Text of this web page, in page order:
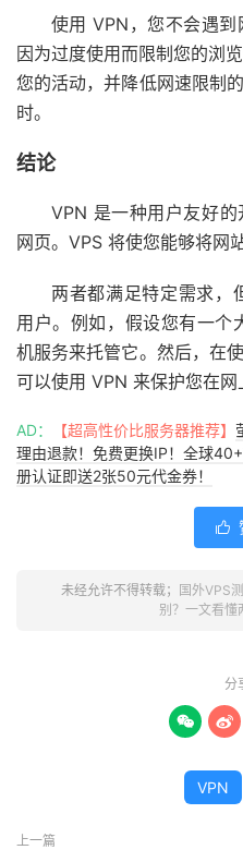
使用 VPN，您不会遇
因为过度使用而限制您的浏
您的活动，并降低网速限制
时。
结论
VPN 是一种用户友好
网页。VPS 将使您能够将网
两者都满足特定需求，
用户。例如，假设您有一个
机服务来托管它。然后，在
可以使用 VPN 来保护您在网
AD： 【超高性价比服务器推荐】
理由退款！免费更换IP！全球
册认证即送2张50元代金券！

未经允许不得转载； 国外VPS
别？一文看懂
分
 
VPN
上一篇